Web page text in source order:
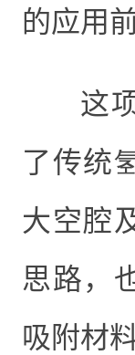
的应用
这
了传统
大空腔
思路，
吸附材料